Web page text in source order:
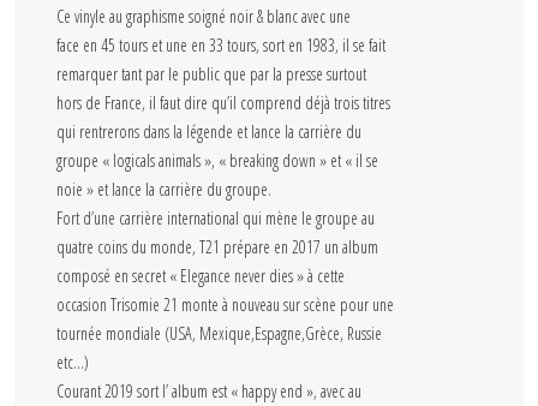
Ce vinyle au graphisme soigné noir & blanc avec une
face en 45 tours et une en 33 tours, sort en 1983, il se fait
remarquer tant par le public que par la presse surtout
hors de France, il faut dire qu’il comprend déjà trois titres
qui rentrerons dans la légende et lance la carrière du
groupe « logicals animals », « breaking down » et « il se
noie » et lance la carrière du groupe.
Fort d’une carrière international qui mène le groupe au
quatre coins du monde, T21 prépare en 2017 un album
composé en secret « Elegance never dies » à cette
occasion Trisomie 21 monte à nouveau sur scène pour une
tournée mondiale (USA, Mexique,Espagne,Grèce, Russie
etc…)
Courant 2019 sort l’ album est « happy end », avec au